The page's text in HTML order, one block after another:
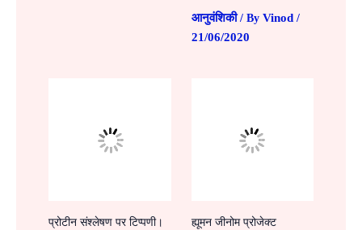
आनुवंशिकी/ By Vinod /
21/06/2020
प्रोटीन संश्लेषण पर टिप्पणी। ह्यूमन जीनोम प्रोजेक्ट